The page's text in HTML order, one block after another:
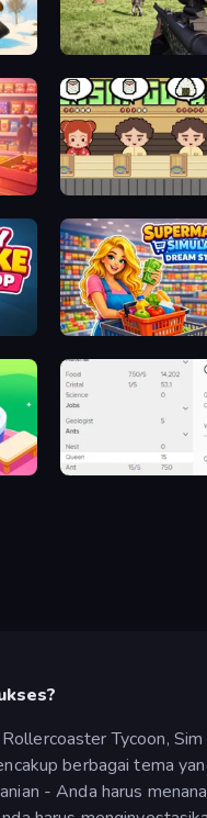
WinterCraft: Survival in the Forest Dead Zed
Idle Ants
Tycoon,
berbagai tema
- Anda harus